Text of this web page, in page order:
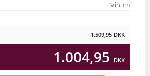
Vinum
1.509,95 DKK
1.004,95 DKK